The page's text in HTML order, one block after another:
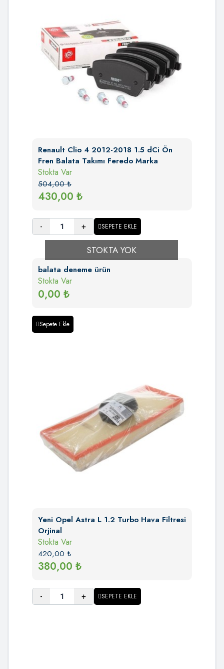
Renault Clio 4 2012-2018 1.5 dCi Ön
Fren Balata Takımı Feredo Marka
Stokta Var
504,00₺
430,00 ₺
- + SEPETE EKLE
STOKTA YOK
balata deneme ürün
Stokta Var
0,00 ₺
Sepete Ekle
Yeni Opel Astra L 1.2 Turbo Hava Filtresi
Orjinal
Stokta Var
420,00₺
380,00 ₺
- + SEPETE EKLE